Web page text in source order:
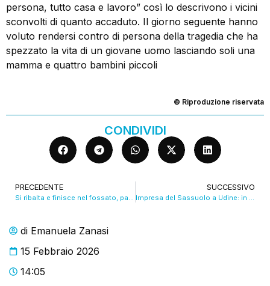
di Emanuela Zanasi
15 Febbraio 2026
14:05
persona, tutto casa e lavoro” così lo descrivono i vicini
sconvolti di quanto accaduto. Il giorno seguente hanno
voluto rendersi contro di persona della tragedia che ha
spezzato la vita di un giovane uomo lasciando soli una
mamma e quattro bambini piccoli
© Riproduzione riservata
CONDIVIDI
PRECEDENTE
Si ribalta e finisce nel fossato, paura in tangenziale
SUCCESSIVO
Impresa del Sassuolo a Udine: in due minuti conquista tre punti. VIDEO